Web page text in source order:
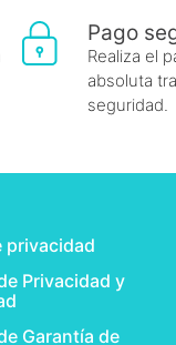
Pago
Realiza el
absoluta
seguridad.
privacidad
Privacidad y
Garantía de